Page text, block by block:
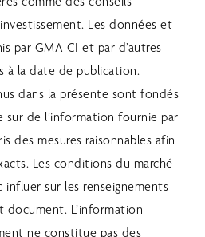
Les données et
par GMA CI et par d’autres
à la date de publication.
dans la présente sont fondés
de l’information fournie par
des mesures raisonnables afin
Les conditions du marché
sur les renseignements
document. L’information
ne constitue pas des